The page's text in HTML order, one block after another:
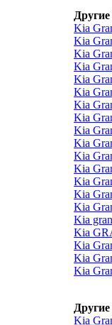
Kia
Kia
Kia
Kia
Kia
Kia
Kia
Kia
Kia
Kia
Kia
Kia
Kia
Kia
Kia
Kia
Kia
Kia
Kia
Kia
Kia